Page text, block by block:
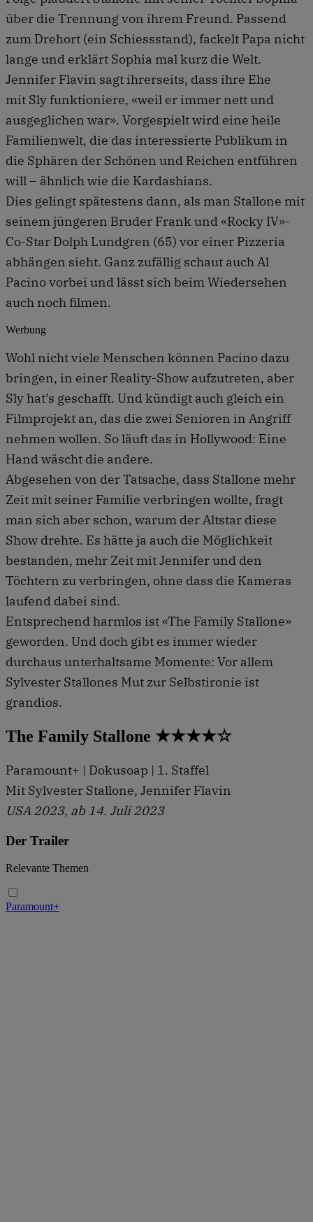
über die Trennung von ihrem Freund. Passend
zum Drehort (ein Schiessstand), fackelt Papa nicht
lange und erklärt Sophia mal kurz die Welt.
Jennifer Flavin sagt ihrerseits, dass ihre Ehe
mit Sly funktioniere, «weil er immer nett und
ausgeglichen war». Vorgespielt wird eine heile
Familienwelt, die das interessierte Publikum in
die Sphären der Schönen und Reichen entführen
will – ähnlich wie die Kardashians.
Dies gelingt spätestens dann, als man Stallone mit
seinem jüngeren Bruder Frank und «Rocky IV»-
Co-Star Dolph Lundgren (65) vor einer Pizzeria
abhängen sieht. Ganz zufällig schaut auch Al
Pacino vorbei und lässt sich beim Wiedersehen
auch noch filmen.
Werbung
Wohl nicht viele Menschen können Pacino dazu
bringen, in einer Reality-Show aufzutreten, aber
Sly hat’s geschafft. Und kündigt auch gleich ein
Filmprojekt an, das die zwei Senioren in Angriff
nehmen wollen. So läuft das in Hollywood: Eine
Hand wäscht die andere.
Abgesehen von der Tatsache, dass Stallone mehr
Zeit mit seiner Familie verbringen wollte, fragt
man sich aber schon, warum der Altstar diese
Show drehte. Es hätte ja auch die Möglichkeit
bestanden, mehr Zeit mit Jennifer und den
Töchtern zu verbringen, ohne dass die Kameras
laufend dabei sind.
Entsprechend harmlos ist «The Family Stallone»
geworden. Und doch gibt es immer wieder
durchaus unterhaltsame Momente: Vor allem
Sylvester Stallones Mut zur Selbstironie ist
grandios.
The Family Stallone ★★★★☆
Paramount+ | Dokusoap | 1. Staffel
Mit Sylvester Stallone, Jennifer Flavin
USA 2023, ab 14. Juli 2023
Der Trailer
Relevante Themen
Paramount+